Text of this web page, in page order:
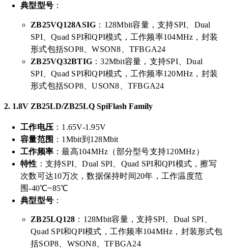
典型型号 ：
ZB25VQ128ASIG ：128Mbit容量，支持SPI、Dual
SPI、Quad SPI和QPI模式，工作频率104MHz，封装
形式包括SOP8、WSON8、TFBGA24
ZB25VQ32BTIG ：32Mbit容量，支持SPI、Dual
SPI、Quad SPI和QPI模式，工作频率120MHz，封装
形式包括SOP8、USON8、TFBGA24
2. 1.8V ZB25LD/ZB25LQ SpiFlash Family
工作电压 ：1.65V-1.95V
容量范围 ：1Mbit到128Mbit
工作频率 ：最高104MHz（部分型号支持120MHz）
特性 ：支持SPI、Dual SPI、Quad SPI和QPI模式，擦写
次数可达10万次，数据保持时间20年，工作温度范
围-40℃~85℃
典型型号 ：
ZB25LQ128 ：128Mbit容量，支持SPI、Dual SPI、
Quad SPI和QPI模式，工作频率104MHz，封装形式包
括SOP8、WSON8、TFBGA24